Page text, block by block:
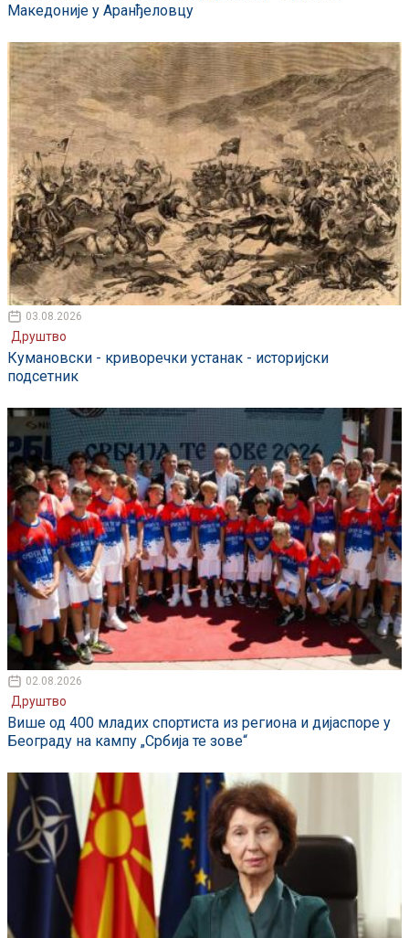
Македоније у Аранђеловцу
03.08.2026
Друштво
Кумановски - криворечки устанак - историјски
подсетник
02.08.2026
Друштво
Више од 400 младих спортиста из региона и дијаспоре у
Београду на кампу „Србија те зове“